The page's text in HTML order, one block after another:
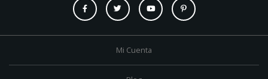
Mi Cuenta